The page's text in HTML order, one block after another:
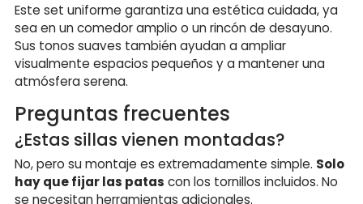
Este set uniforme garantiza una estética cuidada, ya
sea en un comedor amplio o un rincón de desayuno.
Sus tonos suaves también ayudan a ampliar
visualmente espacios pequeños y a mantener una
atmósfera serena.
Preguntas frecuentes
¿Estas sillas vienen montadas?
No, pero su montaje es extremadamente simple. Solo
hay que fijar las patas con los tornillos incluidos. No
se necesitan herramientas adicionales.